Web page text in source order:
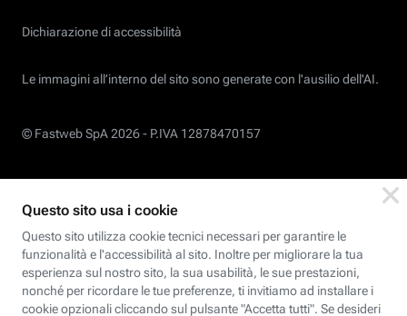
Dichiarazione di accessibilità
Le immagini all’interno del sito sono generate con l'ausilio dell'AI.
© Fastweb SpA 2026 - P.IVA 12878470157